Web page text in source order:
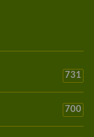
731
700